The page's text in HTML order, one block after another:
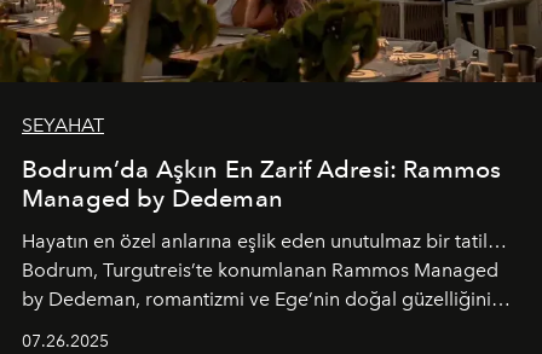
SEYAHAT
Bodrum’da Aşkın En Zarif Adresi: Rammos
Managed by Dedeman
Hayatın en özel anlarına eşlik eden unutulmaz bir tatil…
Bodrum, Turgutreis’te konumlanan Rammos Managed
by Dedeman, romantizmi ve Ege’nin doğal güzelliğini
07.26.2025